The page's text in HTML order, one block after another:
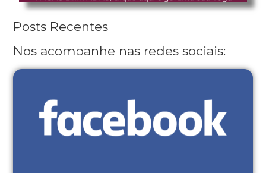
Posts Recentes
Nos acompanhe nas redes sociais: